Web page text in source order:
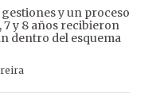
gestiones y un proceso
7 y 8 años recibieron
dentro del esquema